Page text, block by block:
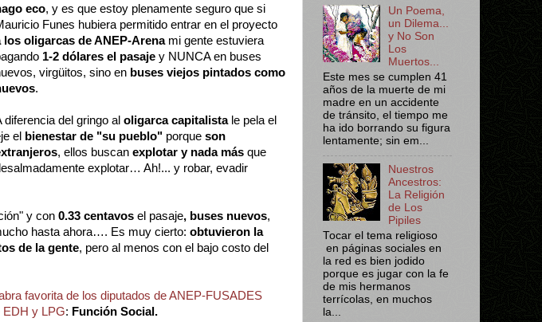
eco, y es que estoy plenamente seguro que si
Funes hubiera permitido entrar en el proyecto
los oligarcas de ANEP-Arenami gente estuviera
1-2 dólares el pasajey NUNCA en buses
virgüitos, sino en buses viejos pintados como
.
diferencia del gringo al oligarca capitalistale pela el
el bienestar de "su pueblo"porque son
, ellos buscan explotar y nada másque
explotar… Ah!... y robar, evadir
y con 0.33 centavos el pasaje, buses nuevos,
hasta ahora…. Es muy cierto: obtuvieron la
de la gente, pero al menos con el bajo costo del
favorita de los diputados de ANEP-FUSADES
EDH y LPG: Función Social.
Un Poema,
un Dilema...
y No Son
Los
Muertos...
Este mes se cumplen 41
años de la muerte de mi
madre en un accidente
de tránsito, el tiempo me
ha ido borrando su figura
lentamente; sin em...
Nuestros
Ancestros:
La Religión
de Los
Pipiles
Tocar el tema religioso
en páginas sociales en
la red es bien jodido
porque es jugar con la fe
de mis hermanos
terrícolas, en muchos
la...